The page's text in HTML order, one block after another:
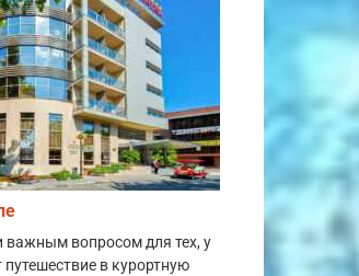
важным вопросом для тех, у
путешествие в курортную